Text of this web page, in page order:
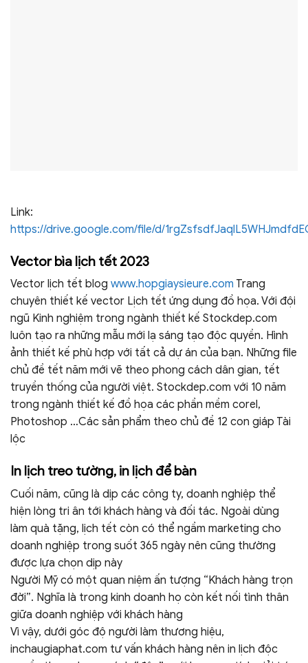
Link:
https://drive.google.com/file/d/
Vector bìa lịch tết 2023
Vector lịch tết blog www.hopgiaysieure.com Trang
chuyên thiết kế vector Lịch tết ứng dụng đồ họa. Với đội
ngũ Kinh nghiệm trong ngành thiết kế Stockdep.com
luôn tạo ra những mẫu mới lạ sáng tạo độc quyền. Hình
ảnh thiết kế phù hợp với tất cả dự án của bạn. Những file
chủ đề tết năm mới vẽ theo phong cách dân gian, tết
truyền thống của người việt. Stockdep.com với 10 năm
trong ngành thiết kế đồ họa các phần mềm corel,
Photoshop …Các sản phẩm theo chủ đề 12 con giáp Tài
lộc
In lịch treo tường, in lịch để bàn
Cuối năm, cũng là dịp các công ty, doanh nghiệp thể
hiện lòng tri ân tới khách hàng và đối tác. Ngoài dùng
làm quà tặng, lịch tết còn có thể ngầm marketing cho
doanh nghiệp trong suốt 365 ngày nên cũng thường
được lựa chọn dịp này
Người Mỹ có một quan niệm ấn tượng “Khách hàng trọn
đời”. Nghĩa là trong kinh doanh họ còn kết nối tình thân
giữa doanh nghiệp với khách hàng
Vì vậy, dưới góc độ người làm thương hiệu,
inchaugiaphat.com tư vấn khách hàng nên in lịch độc